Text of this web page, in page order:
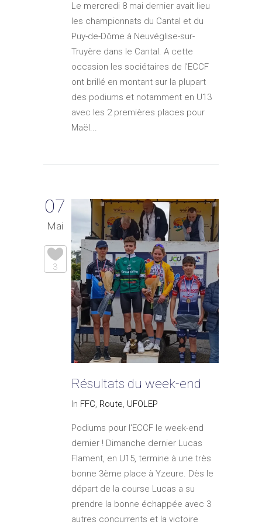
Le mercredi 8 mai dernier avait lieu
les championnats du Cantal et du
Puy-de-Dôme à Neuvéglise-sur-
Truyère dans le Cantal. A cette
occasion les sociétaires de l'ECCF
ont brillé en montant sur la plupart
des podiums et notamment en U13
avec les 2 premières places pour
Maël...
07
Mai
3
Résultats du week-end
In FFC, Route, UFOLEP
Podiums pour l'ECCF le week-end
dernier ! Dimanche dernier Lucas
Flament, en U15, termine à une très
bonne 3ème place à Yzeure. Dès le
départ de la course Lucas a su
prendre la bonne échappée avec 3
autres concurrents et la victoire